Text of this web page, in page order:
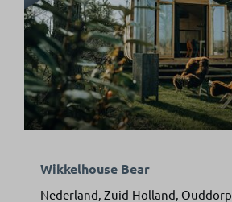
Wikkelhouse Bear
Nederland, Zuid-Holland, Ouddorp